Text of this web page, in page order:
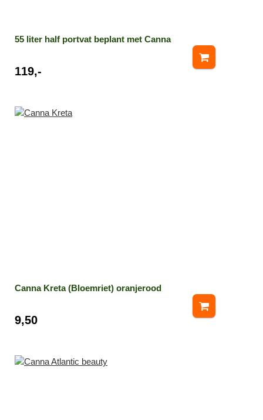
55 liter half portvat beplant met Canna
119,-
Canna Kreta (Bloemriet) oranjerood
9,50